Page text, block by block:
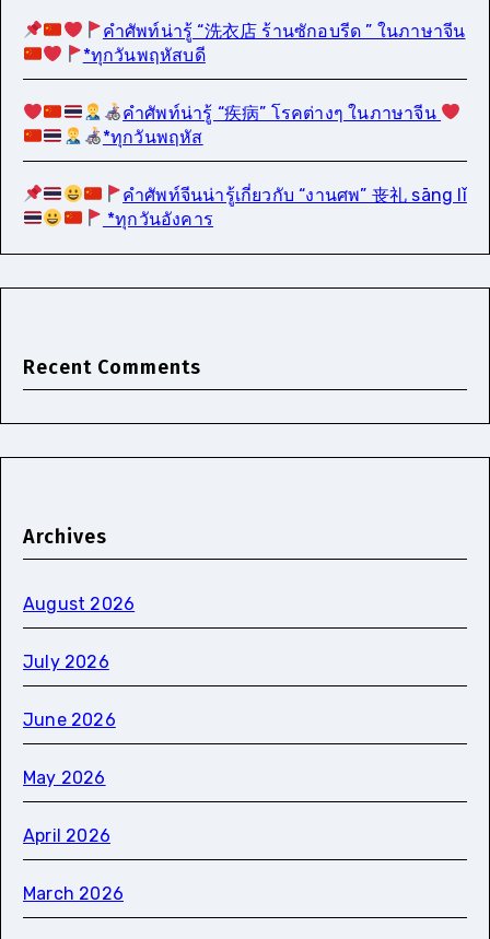
คำศัพท์น่ารู้ “洗衣店 ร้านซักอบรีด ” ในภาษาจีน
*ทุกวันพฤหัสบดี
คำศัพท์น่ารู้ “疾病” โรคต่างๆ ในภาษาจีน
*ทุกวันพฤหัส
คำศัพท์จีนน่ารู้เกี่ยวกับ “งานศพ” 丧礼 sāng lǐ
*ทุกวันอังคาร
Recent Comments
Archives
August 2026
July 2026
June 2026
May 2026
April 2026
March 2026